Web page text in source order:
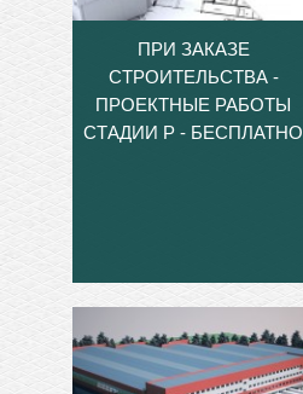
ПРИ ЗАКАЗЕ
СТРОИТЕЛЬСТВА -
ПРОЕКТНЫЕ РАБОТЫ
СТАДИИ Р - БЕСПЛАТНО